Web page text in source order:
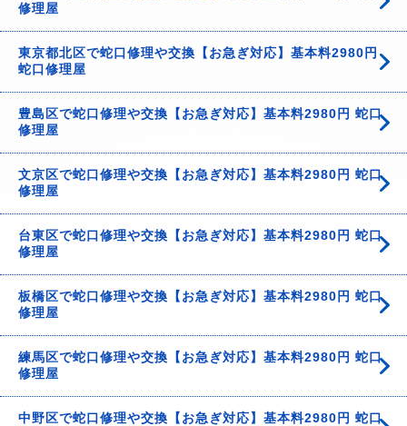
修理屋
東京都北区で蛇口修理や交換【お急ぎ対応】基本料2980円
蛇口修理屋
豊島区で蛇口修理や交換【お急ぎ対応】基本料2980円 蛇口
修理屋
文京区で蛇口修理や交換【お急ぎ対応】基本料2980円 蛇口
修理屋
台東区で蛇口修理や交換【お急ぎ対応】基本料2980円 蛇口
修理屋
板橋区で蛇口修理や交換【お急ぎ対応】基本料2980円 蛇口
修理屋
練馬区で蛇口修理や交換【お急ぎ対応】基本料2980円 蛇口
修理屋
中野区で蛇口修理や交換【お急ぎ対応】基本料2980円 蛇口